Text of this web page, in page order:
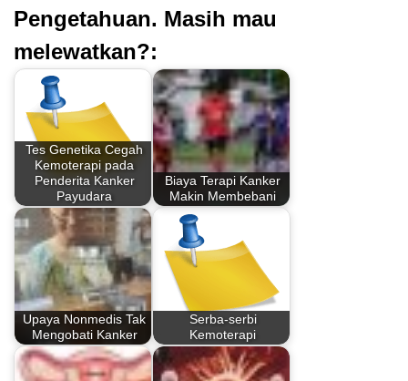
Pengetahuan. Masih mau
melewatkan?:
Tes Genetika Cegah
Kemoterapi pada
Penderita Kanker
Payudara
Biaya Terapi Kanker
Makin Membebani
Upaya Nonmedis Tak
Mengobati Kanker
Serba-serbi
Kemoterapi